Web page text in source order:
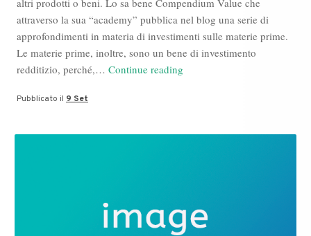
attraverso la sua “academy” pubblica nel blog una serie di
approfondimenti in materia di investimenti sulle materie prime.
Le materie prime, inoltre, sono un bene di investimento
redditizio, perché,… Continue reading
Compendium
Pubblicato il 9 Set